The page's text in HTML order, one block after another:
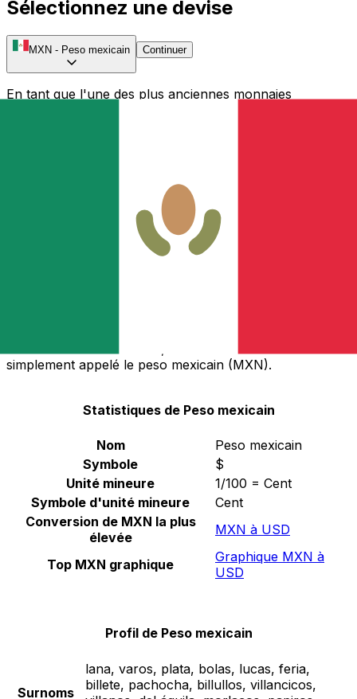
Sélectionnez une devise
MXN - Peso mexicain Continuer
En tant que l'une des plus anciennes monnaies
gouvernement espagnol avait émises au Mexique, que le
Mexique a continué à utiliser comme monnaie après son
indépendance. À l'origine une monnaie stable et sûre,
elle a aidé à inspirer le design du
dollar américain
été émis à parité avec le peso mexicain. En 1993, après
simplement appelé le peso mexicain (MXN).
Statistiques de Peso mexicain
Nom
Peso mexicain
Symbole
$
Unité mineure
1/100 = Cent
Symbole d'unité mineure
Cent
Conversion de MXN la plus
élevée
MXN à USD
Top MXN graphique
Graphique MXN à
USD
Profil de Peso mexicain
Surnoms
lana, varos, plata, bolas, lucas, feria,
billete, pachocha, billullos, villancicos,